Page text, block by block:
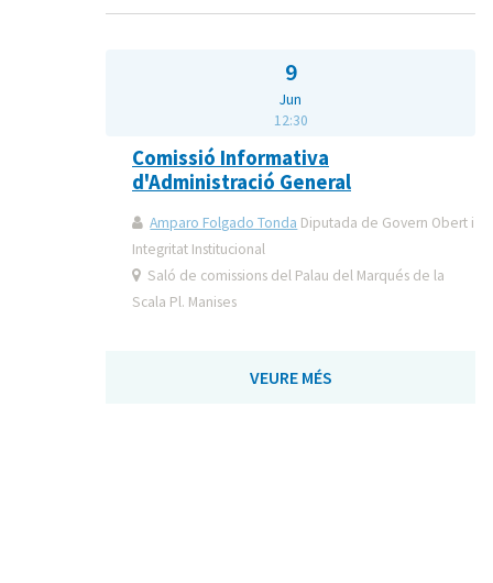
9
Jun
12:30
Comissió Informativa
d'Administració General
Amparo Folgado Tonda Diputada de Govern Obert i
Integritat Institucional
Saló de comissions del Palau del Marqués de la
Scala Pl. Manises
VEURE MÉS